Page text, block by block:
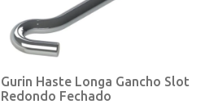
Gurin Haste Longa Gancho Slot
Redondo Fechado